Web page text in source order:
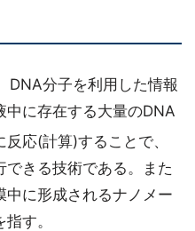
DNA分子を利用した情報
中に存在する大量のDNA
反応(計算)することで、
きる技術である。また
に形成されるナノメー
す。